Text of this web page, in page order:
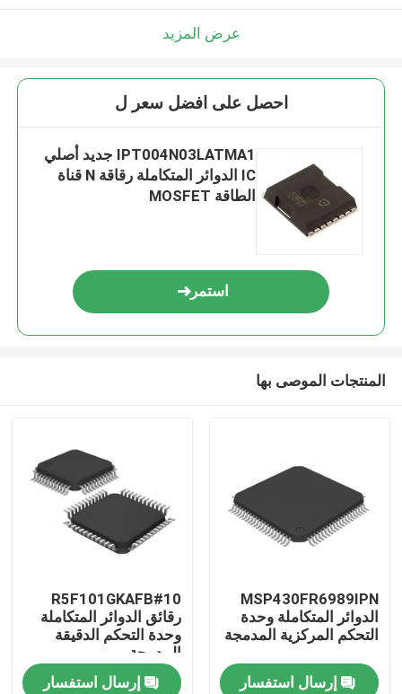
عرض المزيد
احصل على افضل سعر ل
IPT004N03LATMA1 جديد أصلي
IC الدوائر المتكاملة رقاقة N قناة
الطاقة MOSFET
استمر
المنتجات الموصى بها
MSP430FR6989IPN
الدوائر المتكاملة وحدة
التحكم المركزية المدمجة
إرسال استفسار
R5F101GKAFB#10
رقائق الدوائر المتكاملة
وحدة التحكم الدقيقة
المدمجة
إرسال استفسار